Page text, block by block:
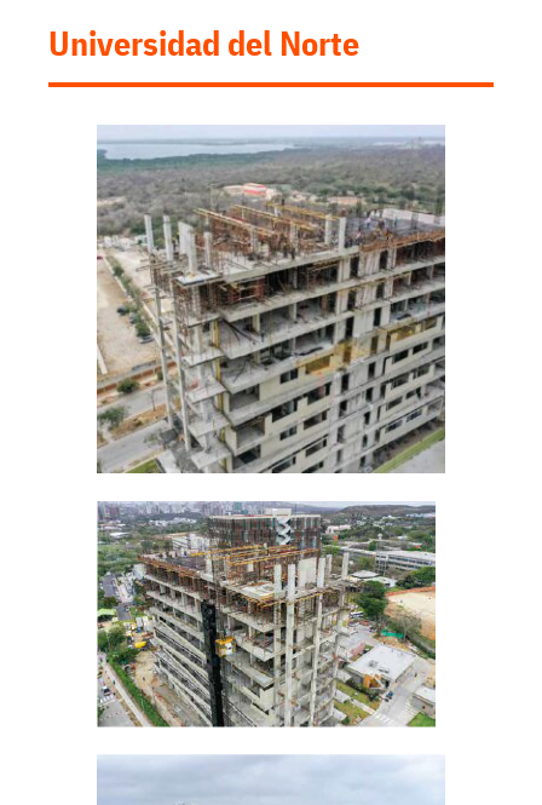
Universidad del Norte